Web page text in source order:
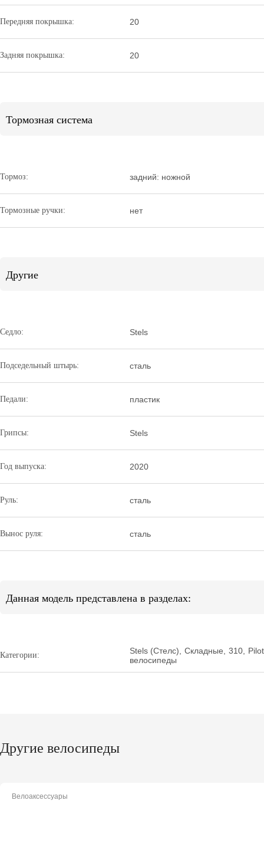
Передняя покрышка: 20
Задняя покрышка: 20
Тормозная система
Тормоз: задний: ножной
Тормозные ручки: нет
Другие
Седло: Stels
Подседельный штырь: сталь
Педали: пластик
Грипсы: Stels
Год выпуска: 2020
Руль: сталь
Вынос руля: сталь
Данная модель представлена в разделах:
Категории: Stels (Стелс) Складные 310
велосипеды
Другие велосипеды
Велоаксессуары